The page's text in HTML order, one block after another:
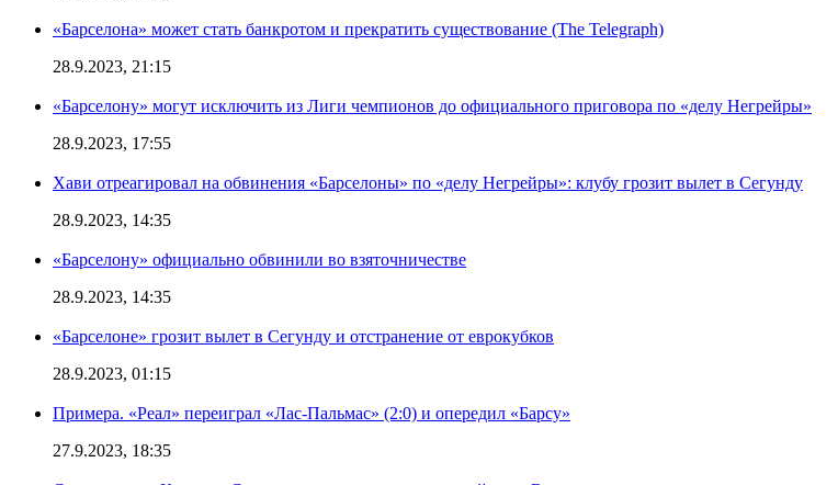
«Барселона» может стать банкротом и прекратить существование (The Telegraph)
28.9.2023, 21:15
«Барселону» могут исключить из Лиги чемпионов до официального приговора по «делу Негрейры»
28.9.2023, 17:55
Хави отреагировал на обвинения «Барселоны» по «делу Негрейры»: клубу грозит вылет в Сегунду
28.9.2023, 14:35
«Барселону» официально обвинили во взяточничестве
28.9.2023, 14:35
«Барселоне» грозит вылет в Сегунду и отстранение от еврокубков
28.9.2023, 01:15
Примера. «Реал» переиграл «Лас-Пальмас» (2:0) и опередил «Барсу»
27.9.2023, 18:35